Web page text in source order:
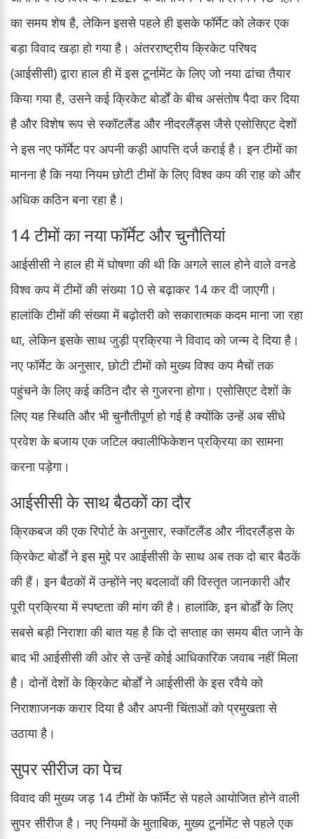
का समय शेष है, लेकिन इससे पहले ही इसके फॉर्मेट को लेकर एक
बड़ा विवाद खड़ा हो गया है। अंतरराष्ट्रीय क्रिकेट परिषद
(आईसीसी) द्वारा हाल ही में इस टूर्नामेंट के लिए जो नया ढांचा तैयार
किया गया है, उसने कई क्रिकेट बोर्डों के बीच असंतोष पैदा कर दिया
है और विशेष रूप से स्कॉटलैंड और नीदरलैंड्स जैसे एसोसिएट देशों
ने इस नए फॉर्मेट पर अपनी कड़ी आपत्ति दर्ज कराई है। इन टीमों का
मानना है कि नया नियम छोटी टीमों के लिए विश्व कप की राह को और
अधिक कठिन बना रहा है।
14 टीमों का नया फॉर्मेट और चुनौतियां
आईसीसी ने हाल ही में घोषणा की थी कि अगले साल होने वाले वनडे
विश्व कप में टीमों की संख्या 10 से बढ़ाकर 14 कर दी जाएगी।
हालांकि टीमों की संख्या में बढ़ोतरी को सकारात्मक कदम माना जा रहा
था, लेकिन इसके साथ जुड़ी प्रक्रिया ने विवाद को जन्म दे दिया है।
नए फॉर्मेट के अनुसार, छोटी टीमों को मुख्य विश्व कप मैचों तक
पहुंचने के लिए कई कठिन दौर से गुजरना होगा। एसोसिएट देशों के
लिए यह स्थिति और भी चुनौतीपूर्ण हो गई है क्योंकि उन्हें अब सीधे
प्रवेश के बजाय एक जटिल क्वालीफिकेशन प्रक्रिया का सामना
करना पड़ेगा।
आईसीसी के साथ बैठकों का दौर
क्रिकबज की एक रिपोर्ट के अनुसार, स्कॉटलैंड और नीदरलैंड्स के
क्रिकेट बोर्डों ने इस मुद्दे पर आईसीसी के साथ अब तक दो बार बैठकें
की हैं। इन बैठकों में उन्होंने नए बदलावों की विस्तृत जानकारी और
पूरी प्रक्रिया में स्पष्टता की मांग की है। हालांकि, इन बोर्डों के लिए
सबसे बड़ी निराशा की बात यह है कि दो सप्ताह का समय बीत जाने के
बाद भी आईसीसी की ओर से उन्हें कोई आधिकारिक जवाब नहीं मिला
है। दोनों देशों के क्रिकेट बोर्डों ने आईसीसी के इस रवैये को
निराशाजनक करार दिया है और अपनी चिंताओं को प्रमुखता से
उठाया है।
सुपर सीरीज का पेच
विवाद की मुख्य जड़ 14 टीमों के फॉर्मेट से पहले आयोजित होने वाली
सुपर सीरीज है। नए नियमों के मुताबिक, मुख्य टूर्नामेंट से पहले एक